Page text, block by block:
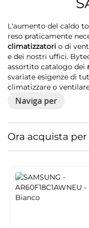
L'aumento del caldo
reso praticamente
climatizzatori o di
e dei nostri uffici.
assortito catalogo dei
svariate esigenze di
climatizzare o
Naviga per
Ora acquista per